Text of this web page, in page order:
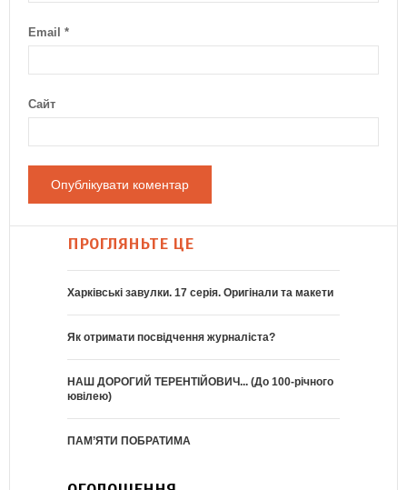
Email *
Сайт
ПРОГЛЯНЬТЕ ЦЕ
Харківські завулки. 17 серія. Оригінали та макети
Як отримати посвідчення журналіста?
НАШ ДОРОГИЙ ТЕРЕНТІЙОВИЧ... (До 100-річного
ювілею)
ПАМ’ЯТИ ПОБРАТИМА